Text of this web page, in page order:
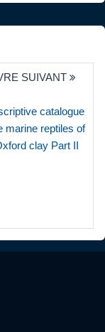
SUIVANT
catalogue
marine reptiles of
clay Part II